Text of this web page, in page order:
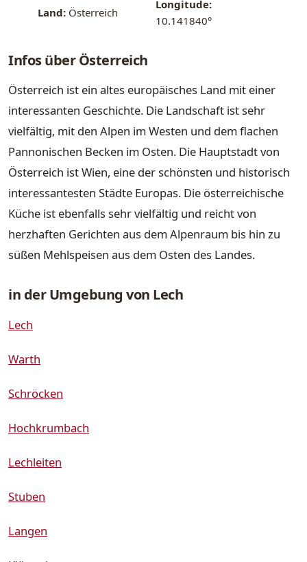
Land: Österreich
Longitude:
10.141840°
Infos über Österreich
Österreich ist ein altes europäisches Land mit einer
interessanten Geschichte. Die Landschaft ist sehr
vielfältig, mit den Alpen im Westen und dem flachen
Pannonischen Becken im Osten. Die Hauptstadt von
Österreich ist Wien, eine der schönsten und historisch
interessantesten Städte Europas. Die österreichische
Küche ist ebenfalls sehr vielfältig und reicht von
herzhaften Gerichten aus dem Alpenraum bis hin zu
süßen Mehlspeisen aus dem Osten des Landes.
in der Umgebung von Lech
Lech
Warth
Schröcken
Hochkrumbach
Lechleiten
Stuben
Langen